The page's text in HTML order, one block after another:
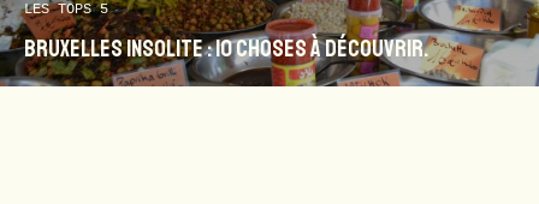
LES TOPS 5
Bruxelles insolite : 10 choses à découvrir.